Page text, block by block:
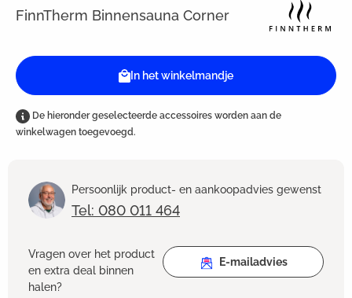
FinnTherm Binnensauna Corner
In het winkelmandje
De hieronder geselecteerde accessoires worden aan de
winkelwagen toegevoegd.
Persoonlijk product- en aankoopadvies gewenst
Tel: 080 011 464
Vragen over het product
en extra deal binnen
halen?
E-mailadvies